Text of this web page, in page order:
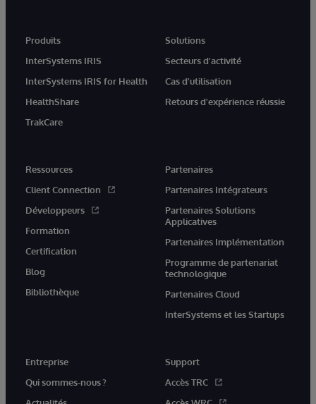
Produits
InterSystems IRIS
InterSystems IRIS for Health
HealthShare
TrakCare
Solutions
Secteurs d'activité
Cas d'utilisation
Retours d'expérience réussie
Ressources
Client Connection
Développeurs
Formation
Certification
Blog
Bibliothèque
Partenaires
Partenaires Intégrateurs
Partenaires Solutions
Applicatives
Partenaires Implémentation
Programme de partenariat
technologique
Partenaires Cloud
InterSystems et les Startups
Entreprise
Qui sommes-nous ?
Support
Accès TRC